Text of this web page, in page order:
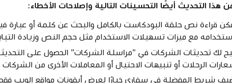
هذا التحديث أيضًا التحسينات التالية وإصلاحات الأخطاء:
قراءة نص حلقة البودكاست بالكامل والبحث عن كلمة أو
مع ميزات تسهيلات الاستخدام مثل حجم النص وزيادة
لك تحديثات الشركات في "مراسلة الشركات" الحصول على
الرحلات أو تنبيهات الاحتيال أو المعاملات الأخرى من الشركات
شريط المفضلة في سفاري خيارًا لعرض أيقونات مواقع الويب